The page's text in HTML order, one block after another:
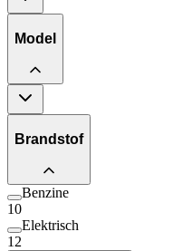
Model
Brandstof
Benzine
10
Elektrisch
12